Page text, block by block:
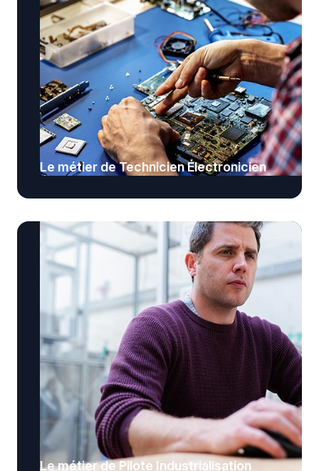
Le métier de Technicien Électronicien
Le métier de Pilote Industrialisation